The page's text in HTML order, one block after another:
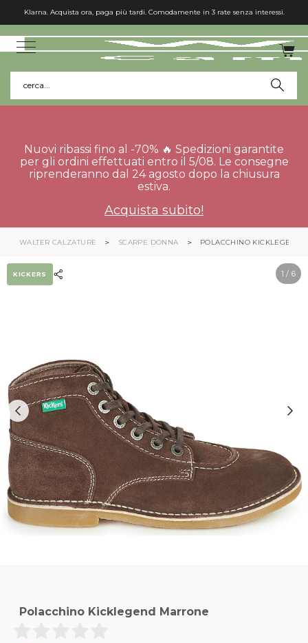
Klarna. Acquista ora, paga più tardi. Comodamente in 3 rate senza interessi.
cerca...
Nuovi ribassi fino al -70% 🔥 Spedizioni garantite
per gli ordini effettuati entro il 5/08. Le consegne
riprenderanno dal 24 agosto dopo la chiusura
estiva.
Acquista subito!
WALTER CALZATURE SCARPE DONNA POLACCHINO KICKLEGEND
1 / 6
KICKERS
Polacchino Kicklegend Marrone